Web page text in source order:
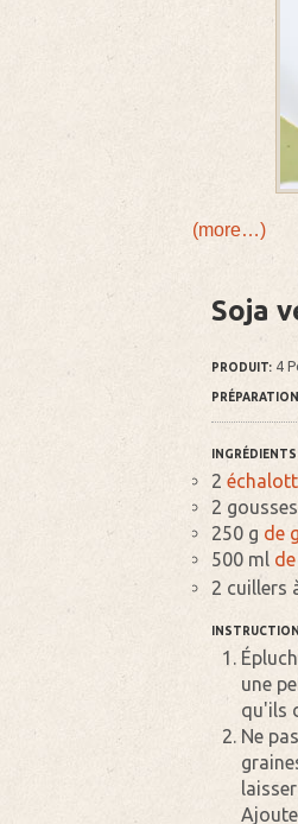
(more…)
Soja
PRODUIT: 4
INGRÉDIENTS
2
2 gousses
250 g de
500 ml
2 cuillers
une
qu'ils
Ne